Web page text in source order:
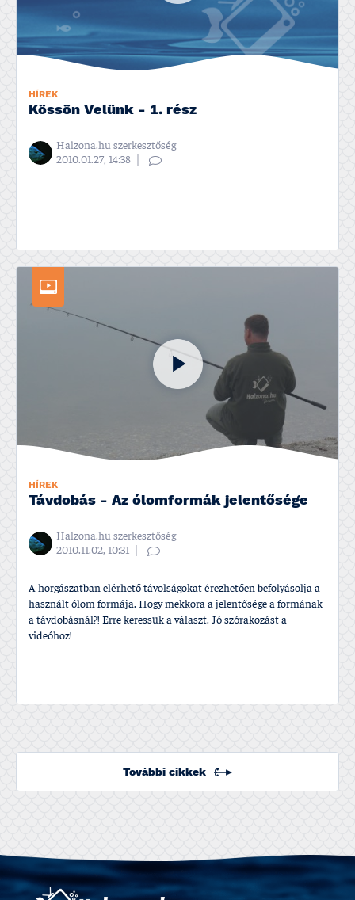
HÍREK
Kössön Velünk - 1. rész
Halzona.hu szerkesztőség
2010.01.27, 14:38
HÍREK
Távdobás - Az ólomformák jelentősége
Halzona.hu szerkesztőség
2010.11.02, 10:31
A horgászatban elérhető távolságokat érezhetően befolyásolja a
használt ólom formája. Hogy mekkora a jelentősége a formának
a távdobásnál?! Erre keressük a választ. Jó szórakozást a
videóhoz!
További cikkek